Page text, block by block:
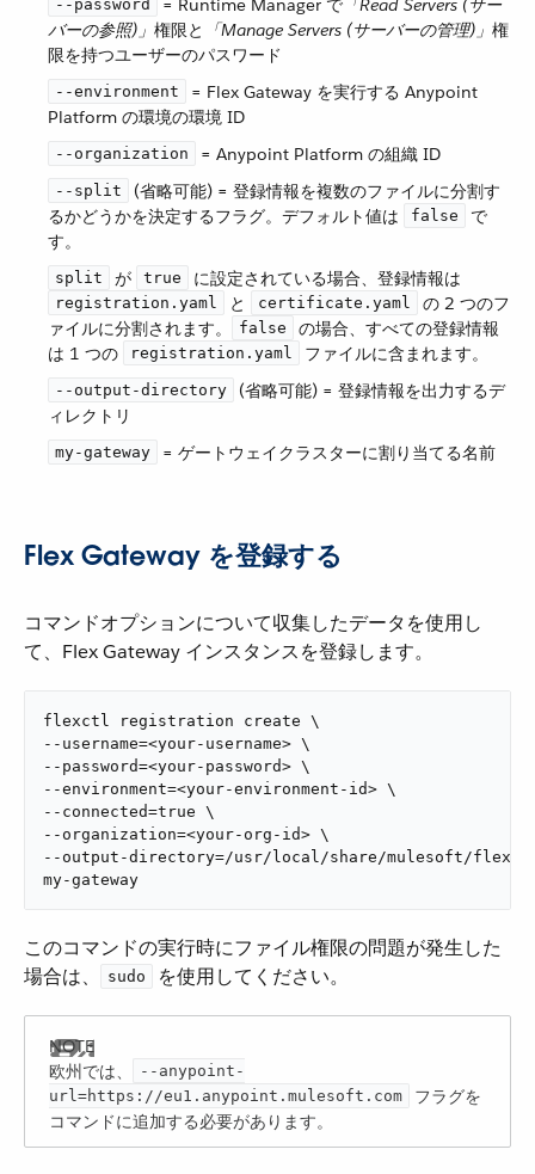
--password ​ = Runtime Manager で​ 「Read Servers (サー
バーの参照)」 ​権限と​ 「Manage Servers (サーバーの管理)」 ​権
限を持つユーザーのパスワード
--environment
​ = Flex Gateway を実行する Anypoint
Platform の環境の環境 ID
--organization ​ = Anypoint Platform の組織 ID
--split
​ (省略可能) = 登録情報を複数のファイルに分割す
るかどうかを決定するフラグ。デフォルト値は ​
false
​ で
す。
split ​ が ​ true ​ に設定されている場合、登録情報は ​
registration.yaml ​ と ​ certificate.yaml
​ の 2 つのフ
ァイルに分割されます。​
false
​ の場合、すべての登録情報
は 1 つの ​
registration.yaml ​ ファイルに含まれます。
--output-directory
​ (省略可能) = 登録情報を出力するデ
ィレクトリ
my-gateway ​ = ゲートウェイクラスターに割り当てる名前
Flex Gateway を登録する
コマンドオプションについて収集したデータを使用し
て、Flex Gateway インスタンスを登録します。
flexctl registration create \
--username=<your-username> \
--password=<your-password> \
--environment=<your-environment-id> \
--connected=true \
--organization=<your-org-id> \
--output-directory=/usr/local/share/mulesoft/flex-
my-gateway
このコマンドの実行時にファイル権限の問題が発生した
場合は、​
sudo ​ を使用してください。
欧州では、​
--anypoint-
url=https://eu1.anypoint.mulesoft.com
​ フラグを
コマンドに追加する必要があります。